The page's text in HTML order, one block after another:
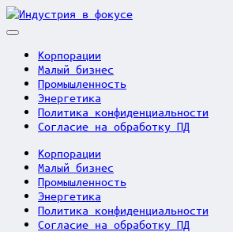
Skip
to
Индустрия
Корпорации
Малый бизнес
Промышленность
Энергетика
Политика конфиденциальности
Согласие на обработку ПД
Корпорации
Малый бизнес
Промышленность
Энергетика
Политика конфиденциальности
Согласие на обработку ПД